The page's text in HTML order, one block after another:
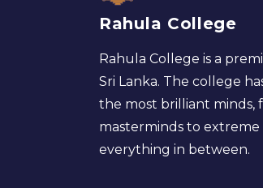
Rahula College
Rahula College is a
Sri Lanka. The college
the most brilliant minds,
masterminds to extreme
everything in between.